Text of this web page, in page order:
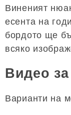
Виненият
есента на
бордото ще
всяко
Видео
Варианти на